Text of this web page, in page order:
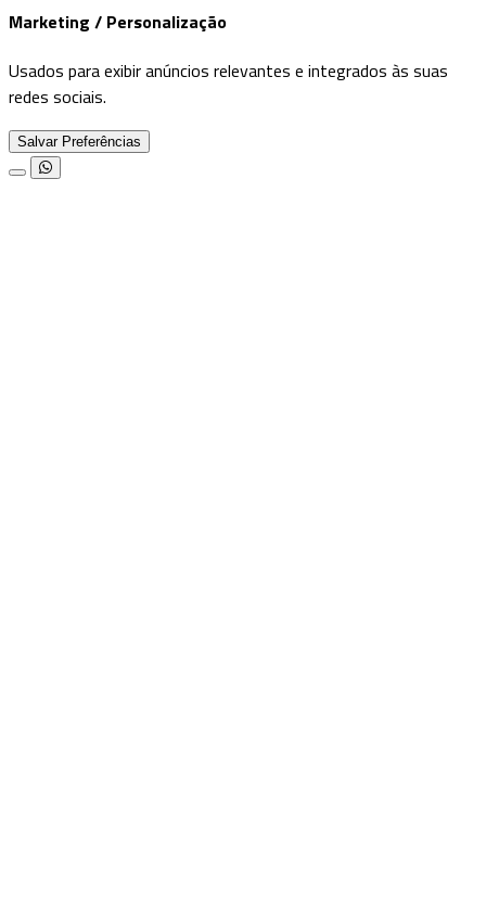
Marketing / Personalização
Usados para exibir anúncios relevantes e integrados às suas
redes sociais.
Salvar Preferências